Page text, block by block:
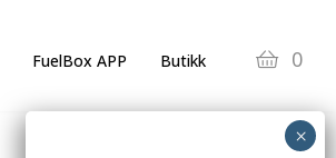
0
FuelBox APP Butikk